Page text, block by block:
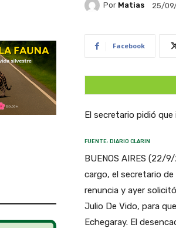
Por Matias 25/
Facebook
El secretario pidió que
FUENTE: DIARIO CLARIN
BUENOS AIRES (22/
cargo, el secretario
renuncia y ayer
Julio De Vido, para
Echegaray. El